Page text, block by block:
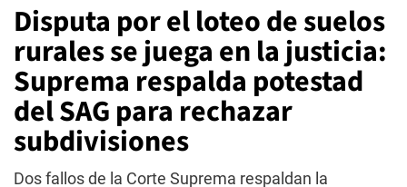
Disputa por el loteo de suelos
rurales se juega en la justicia:
Suprema respalda potestad
del SAG para rechazar
subdivisiones
Dos fallos de la Corte Suprema respaldan la